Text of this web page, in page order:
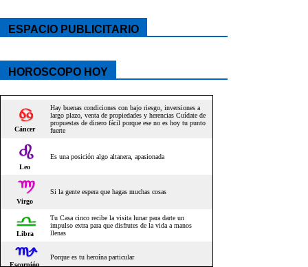
ESPACIO PUBLICITARIO
HOROSCOPO HOY